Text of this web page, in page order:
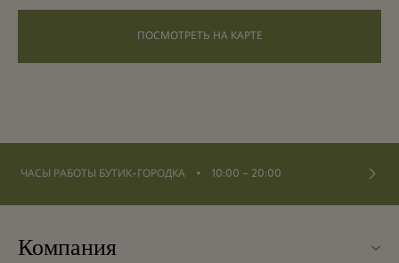
ПОСМОТРЕТЬ НА КАРТЕ
ЧАСЫ РАБОТЫ БУТИК-ГОРОДКА ⬩ 10:00 – 20:00
Компания